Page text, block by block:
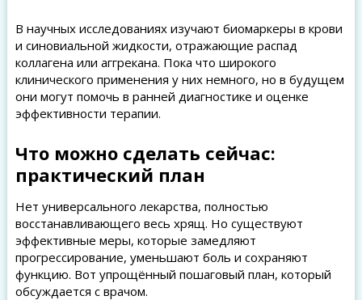
В научных исследованиях изучают биомаркеры в крови
и синовиальной жидкости, отражающие распад
коллагена или аггрекана. Пока что широкого
клинического применения у них немного, но в будущем
они могут помочь в ранней диагностике и оценке
эффективности терапии.
Что можно сделать сейчас:
практический план
Нет универсального лекарства, полностью
восстанавливающего весь хрящ. Но существуют
эффективные меры, которые замедляют
прогрессирование, уменьшают боль и сохраняют
функцию. Вот упрощённый пошаговый план, который
обсуждается с врачом.